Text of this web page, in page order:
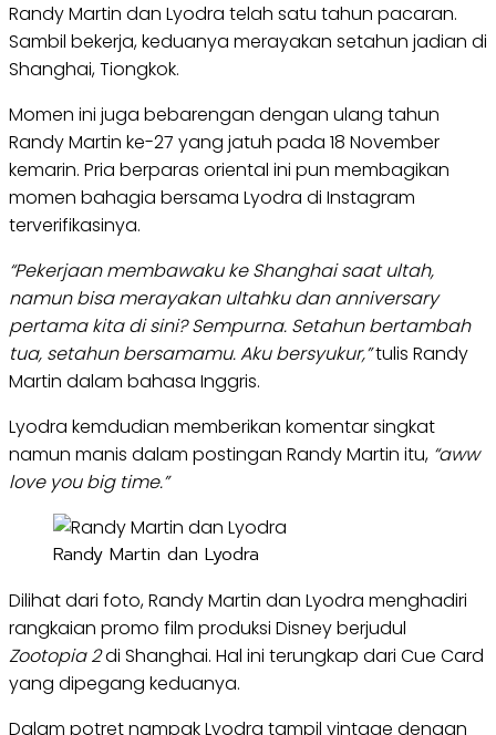
Randy Martin dan Lyodra telah satu tahun pacaran.
Sambil bekerja, keduanya merayakan setahun jadian di
Shanghai, Tiongkok.
Momen ini juga bebarengan dengan ulang tahun
Randy Martin ke-27 yang jatuh pada 18 November
kemarin. Pria berparas oriental ini pun membagikan
momen bahagia bersama Lyodra di Instagram
terverifikasinya.
“Pekerjaan membawaku ke Shanghai saat ultah,
namun bisa merayakan ultahku dan anniversary
pertama kita di sini? Sempurna. Setahun bertambah
tua, setahun bersamamu. Aku bersyukur,”tulis Randy
Martin dalam bahasa Inggris.
Lyodra kemdudian memberikan komentar singkat
namun manis dalam postingan Randy Martin itu, “aww
love you big time.”
Randy Martin dan Lyodra
Dilihat dari foto, Randy Martin dan Lyodra menghadiri
rangkaian promo film produksi Disney berjudul
Zootopia 2di Shanghai. Hal ini terungkap dari Cue Card
yang dipegang keduanya.
Dalam potret nampak Lyodra tampil vintage dengan